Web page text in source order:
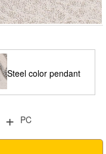
Steel color pendant
(plus 3.0*60cm pearl
+ PC